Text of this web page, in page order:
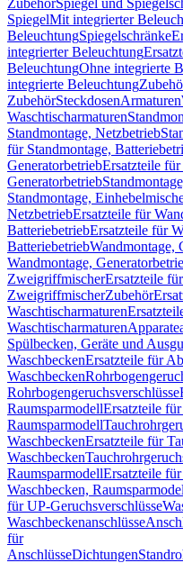
ZubehörSpiegel und
SpiegelMit integrierter
BeleuchtungSpiegelschränke
integrierter Beleuchtung
BeleuchtungOhne integrierte
integrierte Beleuchtung
ZubehörSteckdosenArmaturen
Waschtischarmaturen
Standmontage, Netzbetrieb
für Standmontage,
GeneratorbetriebErsatzteile für
Generatorbetrieb
Standmontage,
NetzbetriebErsatzteile für
BatteriebetriebErsatzteile für
BatteriebetriebWandmontage,
Wandmontage,
ZweigriffmischerErsatzteile
ZweigriffmischerZubehör
Waschtischarmaturen
Waschtischarmaturen
Spülbecken, Geräte und
WaschbeckenErsatzteile für
Waschbecken
Rohrbogengeruchsverschlüsse
RaumsparmodellErsatzteile
Raumsparmodell
WaschbeckenErsatzteile für
Waschbecken
RaumsparmodellErsatzteile
Waschbecken,
für UP-Geruchsverschlüsse
Waschbeckenanschlüsse
für
AnschlüsseDichtungen